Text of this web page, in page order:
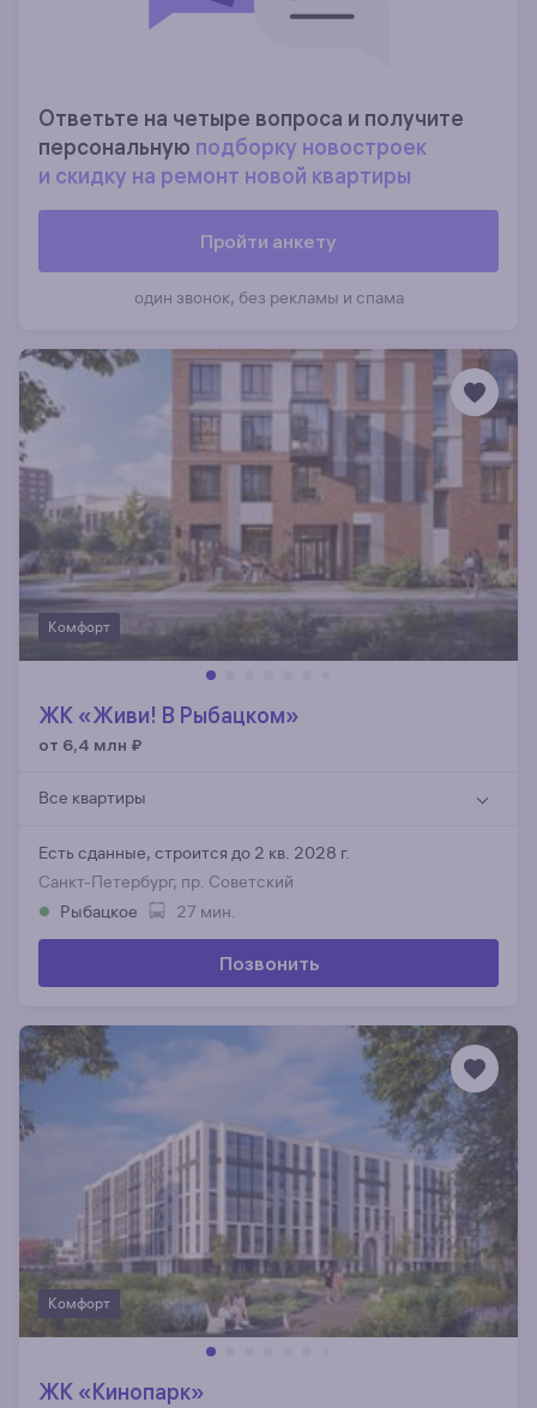
Ответьте на четыре вопроса и получите
персональную подборку новостроек
и скидку на ремонт новой квартиры
Пройти анкету
один звонок, без рекламы и спама
Комфорт
ЖК «Живи! В Рыбацком»
от 6,4 млн ₽
Все квартиры
Есть сданные, строится до 2 кв. 2028 г.
Санкт-Петербург, пр. Советский
Рыбацкое
27 мин.
Позвонить
Комфорт
ЖК «Кинопарк»